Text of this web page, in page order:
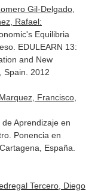
Gil-Delgado,
Rafael:
Equilibria
EDULEARN 13:
and New
Spain. 2012
Francisco,
Aprendizaje en
Ponencia en
España.
Tercero, Diego